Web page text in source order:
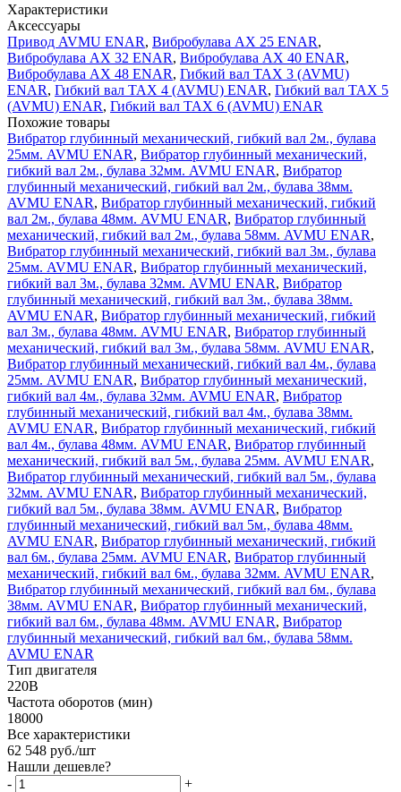
Характеристики
Аксессуары
Привод AVMU ENAR, Вибробулава АХ 25 ENAR,
Вибробулава АХ 32 ENAR, Вибробулава АХ 40 ENAR,
Вибробулава АХ 48 ENAR, Гибкий вал ТАХ 3 (AVMU)
ENAR, Гибкий вал ТАХ 4 (AVMU) ENAR, Гибкий вал ТАХ 5
(AVMU) ENAR, Гибкий вал ТАХ 6 (AVMU) ENAR
Похожие товары
Вибратор глубинный механический, гибкий вал 2м., булава
25мм. AVMU ENAR, Вибратор глубинный механический,
гибкий вал 2м., булава 32мм. AVMU ENAR, Вибратор
глубинный механический, гибкий вал 2м., булава 38мм.
AVMU ENAR, Вибратор глубинный механический, гибкий
вал 2м., булава 48мм. AVMU ENAR, Вибратор глубинный
механический, гибкий вал 2м., булава 58мм. AVMU ENAR,
Вибратор глубинный механический, гибкий вал 3м., булава
25мм. AVMU ENAR, Вибратор глубинный механический,
гибкий вал 3м., булава 32мм. AVMU ENAR, Вибратор
глубинный механический, гибкий вал 3м., булава 38мм.
AVMU ENAR, Вибратор глубинный механический, гибкий
вал 3м., булава 48мм. AVMU ENAR, Вибратор глубинный
механический, гибкий вал 3м., булава 58мм. AVMU ENAR,
Вибратор глубинный механический, гибкий вал 4м., булава
25мм. AVMU ENAR, Вибратор глубинный механический,
гибкий вал 4м., булава 32мм. AVMU ENAR, Вибратор
глубинный механический, гибкий вал 4м., булава 38мм.
AVMU ENAR, Вибратор глубинный механический, гибкий
вал 4м., булава 48мм. AVMU ENAR, Вибратор глубинный
механический, гибкий вал 5м., булава 25мм. AVMU ENAR,
Вибратор глубинный механический, гибкий вал 5м., булава
32мм. AVMU ENAR, Вибратор глубинный механический,
гибкий вал 5м., булава 38мм. AVMU ENAR, Вибратор
глубинный механический, гибкий вал 5м., булава 48мм.
AVMU ENAR, Вибратор глубинный механический, гибкий
вал 6м., булава 25мм. AVMU ENAR, Вибратор глубинный
механический, гибкий вал 6м., булава 32мм. AVMU ENAR,
Вибратор глубинный механический, гибкий вал 6м., булава
38мм. AVMU ENAR, Вибратор глубинный механический,
гибкий вал 6м., булава 48мм. AVMU ENAR, Вибратор
глубинный механический, гибкий вал 6м., булава 58мм.
AVMU ENAR
Тип двигателя
220В
Частота оборотов (мин)
18000
Все характеристики
62 548 руб./шт
Нашли дешевле?
-
+